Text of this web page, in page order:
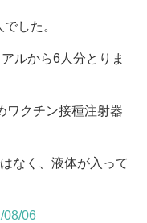
した。
ルから6人分とりま
ワクチン接種注射器
なく、液体が入って
08/06